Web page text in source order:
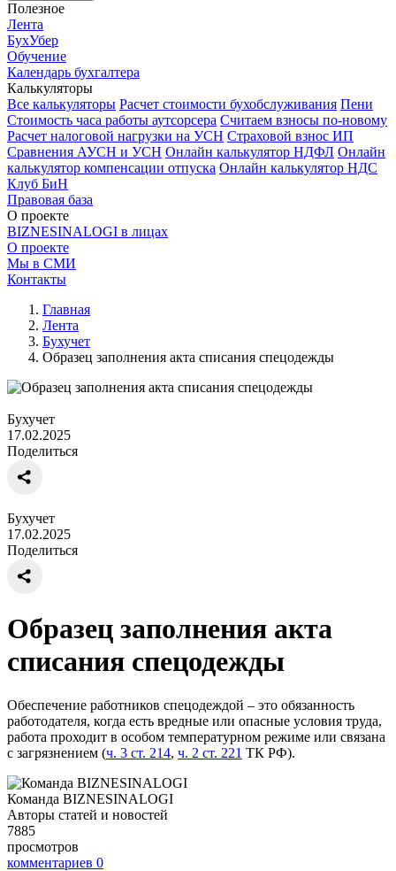
Полезное
Лента
БухУбер
Обучение
Календарь бухгалтера
Калькуляторы
Все калькуляторы Расчет стоимости бухобслуживания Пени
Стоимость часа работы аутсорсера Считаем взносы по-новому
Расчет налоговой нагрузки на УСН Страховой взнос ИП
Сравнения АУСН и УСН Онлайн калькулятор НДФЛ Онлайн
калькулятор компенсации отпуска Онлайн калькулятор НДС
Клуб БиН
Правовая база
О проекте
BIZNESINALOGI в лицах
О проекте
Мы в СМИ
Контакты
Главная
Лента
Бухучет
Образец заполнения акта списания спецодежды
Бухучет
17.02.2025
Поделиться
Бухучет
17.02.2025
Поделиться
Образец заполнения акта
списания спецодежды
Обеспечение работников спецодеждой – это обязанность
работодателя, когда есть вредные или опасные условия труда,
работа проходит в особом температурном режиме или связана
с загрязнением (ч. 3 ст. 214, ч. 2 ст. 221 ТК РФ).
Команда BIZNESINALOGI
Авторы статей и новостей
7885
просмотров
комментариев 0